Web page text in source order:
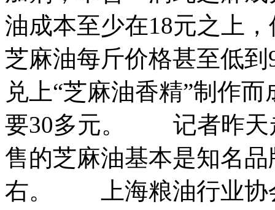
油成本至少在18元之上
芝麻油每斤价格甚至低
兑上“芝麻油香精”制作
要30多元。 记者昨天
售的芝麻油基本是知名
右。 上海粮油行业协